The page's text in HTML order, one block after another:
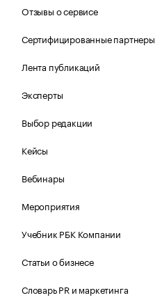
Отзывы о сервисе
Сертифицированные партнеры
Лента публикаций
Эксперты
Выбор редакции
Кейсы
Вебинары
Мероприятия
Учебник РБК Компании
Статьи о бизнесе
Словарь PR и маркетинга